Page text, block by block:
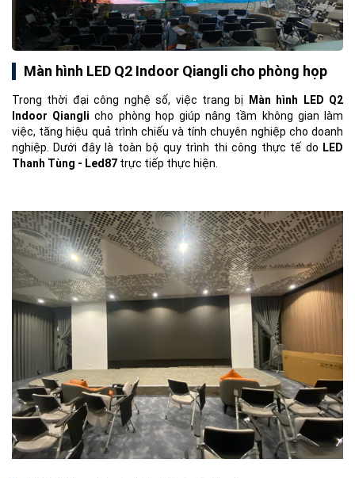
Màn hình LED Q2 Indoor Qiangli cho phòng họp
Trong thời đại công nghệ số, việc trang bị
Màn hình LED Q2
Indoor Qianglicho phòng họp giúp nâng tầm không gian làm
việc, tăng hiệu quả trình chiếu và tính chuyên nghiệp cho doanh
nghiệp. Dưới đây là toàn bộ quy trình thi công thực tế do LED
Thanh Tùng - Led87 trực tiếp thực hiện.